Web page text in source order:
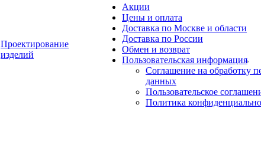
Проектирование
изделий
Акции
Цены и оплата
Доставка по Москве и области
Доставка по России
Обмен и возврат
Пользовательская информация
Соглашение на обработку
данных
Пользовательское
Политика